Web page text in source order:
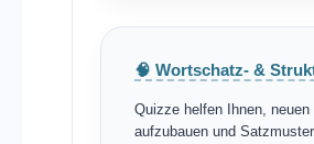
🧠 Wortschatz- &
Quizze helfen Ihnen, neuen
aufzubauen und